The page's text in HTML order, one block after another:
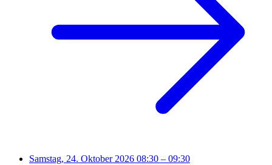
Samstag, 24. Oktober 2026 08:30 – 09:30